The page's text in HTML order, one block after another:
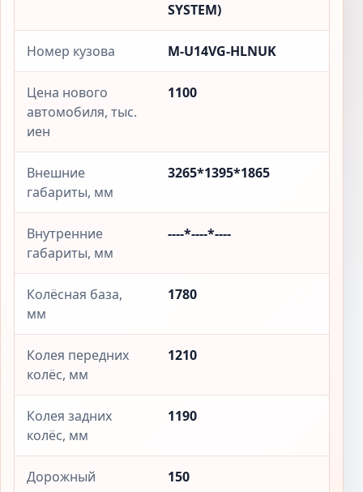
SYSTEM)
Номер кузова M-U14VG-HLNUK
Цена нового
автомобиля, тыс.
иен
1100
Внешние
габариты, мм
3265*1395*1865
Внутренние
габариты, мм
----*----*----
Колёсная база,
мм
1780
Колея передних
колёс, мм
1210
Колея задних
колёс, мм
1190
Дорожный
150